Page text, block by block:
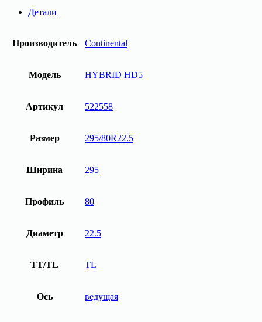
295/80R22.5
HYBRID
152/148M
M+S
Continental
Детали
Производитель Continental
Модель HYBRID HD5
Артикул 522558
Размер 295/80R22.5
Ширина 295
Профиль 80
Диаметр 22.5
TT/TL TL
Ось ведущая